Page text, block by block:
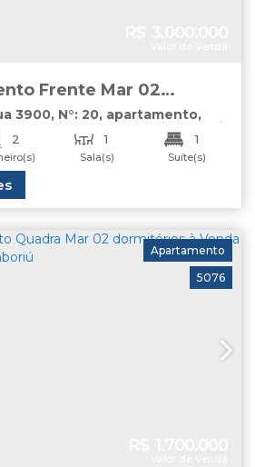
Frente Mar 02
Balneário Camboriú
3900, N°: 20, apartamento,
Camboriú Santa Catarina Brasil
2 1
Sala(s)
1
Suíte(s)
Útil:
5076
Apartamento